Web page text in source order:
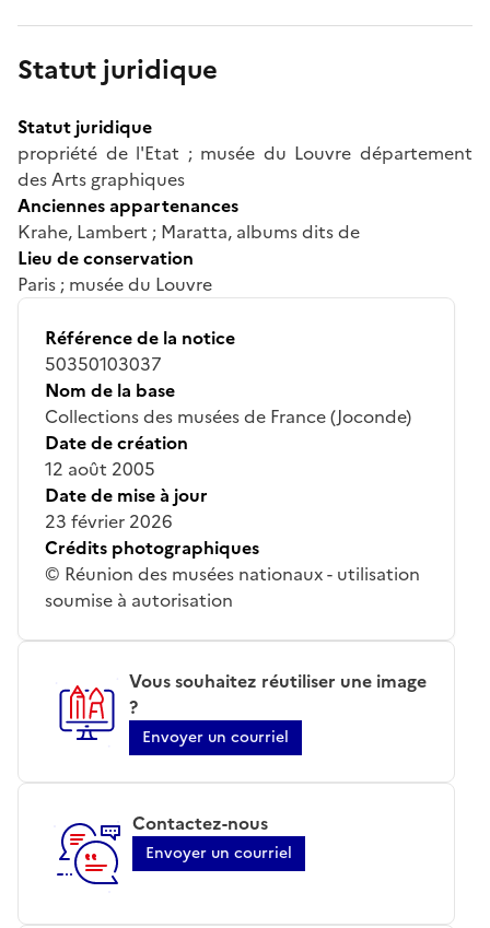
Statut juridique
Statut juridique
propriété de l'Etat ; musée du Louvre département
des Arts graphiques
Anciennes appartenances
Krahe, Lambert ; Maratta, albums dits de
Lieu de conservation
Paris ; musée du Louvre
Référence de la notice
50350103037
Nom de la base
Collections des musées de France (Joconde)
Date de création
12 août 2005
Date de mise à jour
23 février 2026
Crédits photographiques
© Réunion des musées nationaux - utilisation
soumise à autorisation
Vous souhaitez réutiliser une image
?
Envoyer un courriel
Contactez-nous
Envoyer un courriel